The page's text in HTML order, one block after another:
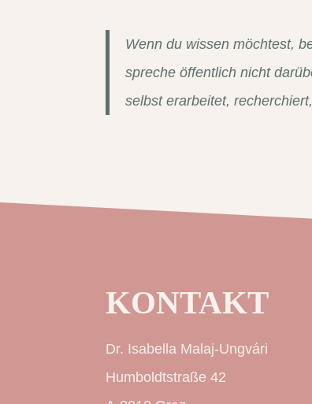
Wenn du wissen möchtest,
spreche öffentlich nicht
selbst erarbeitet,
KONTAKT
Dr. Isabella Malaj-Ungvári
Humboldtstraße 42